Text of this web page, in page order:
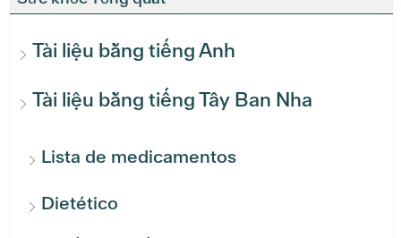
Tài liệu bằng tiếng Anh
Tài liệu bằng tiếng Tây Ban Nha
Lista de medicamentos
Dietético